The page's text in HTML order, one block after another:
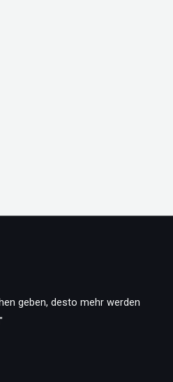
geben, desto mehr werden